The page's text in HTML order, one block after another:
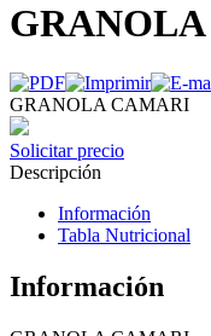
GRANOLA CAMARI
Solicitar precio
Descripción
Información
Tabla Nutricional
Información